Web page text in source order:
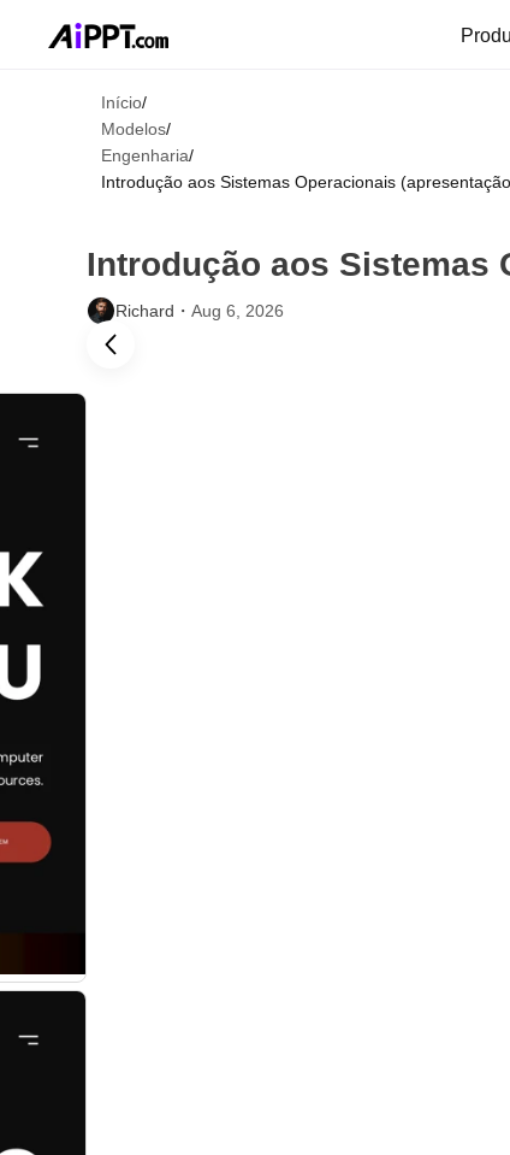
Início/
Modelos/
Engenharia/
Introdução aos Sistemas Operacionais
Introdução aos Sistemas
Richard・ Aug 6, 2026